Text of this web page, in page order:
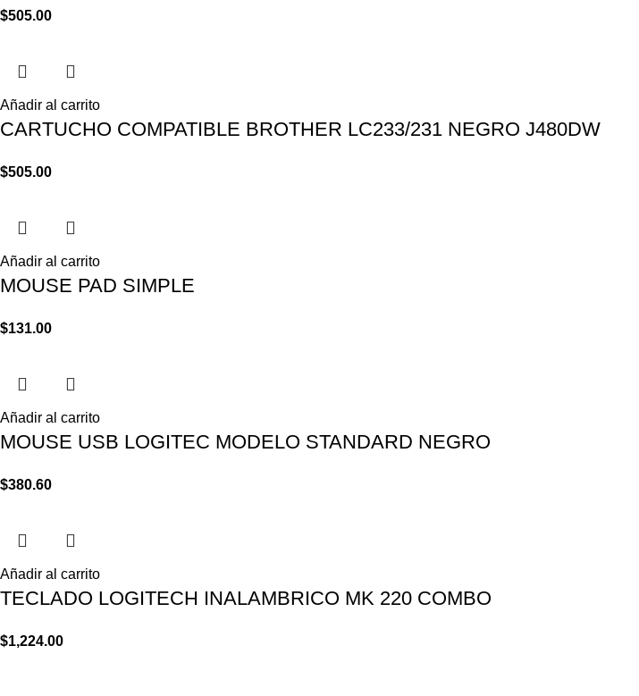
$505.00
Añadir al carrito
CARTUCHO COMPATIBLE BROTHER LC233/231 NEGRO J480DW
$505.00
Añadir al carrito
MOUSE PAD SIMPLE
$131.00
Añadir al carrito
MOUSE USB LOGITEC MODELO STANDARD NEGRO
$380.60
Añadir al carrito
TECLADO LOGITECH INALAMBRICO MK 220 COMBO
$1,224.00